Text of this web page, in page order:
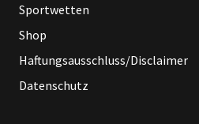
Sportwetten
Shop
Haftungsausschluss/Disclaimer
Datenschutz